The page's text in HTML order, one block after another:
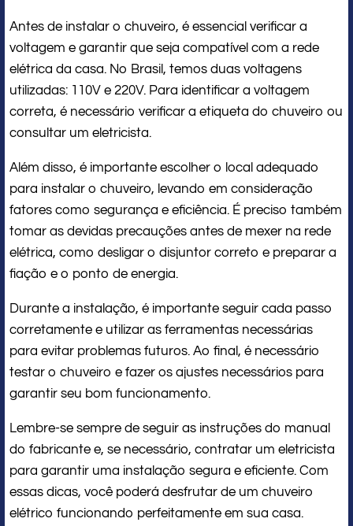
Antes de instalar o chuveiro, é essencial verificar a
voltagem e garantir que seja compatível com a rede
elétrica da casa. No Brasil, temos duas voltagens
utilizadas: 110V e 220V. Para identificar a voltagem
correta, é necessário verificar a etiqueta do chuveiro ou
consultar um eletricista.
Além disso, é importante escolher o local adequado
para instalar o chuveiro, levando em consideração
fatores como segurança e eficiência. É preciso também
tomar as devidas precauções antes de mexer na rede
elétrica, como desligar o disjuntor correto e preparar a
fiação e o ponto de energia.
Durante a instalação, é importante seguir cada passo
corretamente e utilizar as ferramentas necessárias
para evitar problemas futuros. Ao final, é necessário
testar o chuveiro e fazer os ajustes necessários para
garantir seu bom funcionamento.
Lembre-se sempre de seguir as instruções do manual
do fabricante e, se necessário, contratar um eletricista
para garantir uma instalação segura e eficiente. Com
essas dicas, você poderá desfrutar de um chuveiro
elétrico funcionando perfeitamente em sua casa.